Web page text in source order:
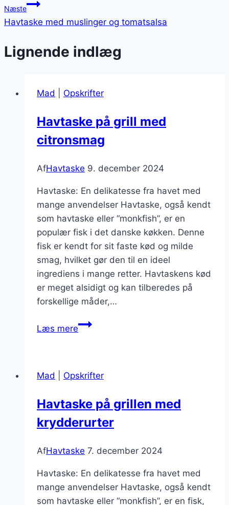
Næste
Havtaske med muslinger og tomatsalsa
Lignende indlæg
Mad Opskrifter
Havtaske på grill med
citronsmag
AfHavtaske 9. december 2024
Havtaske: En delikatesse fra havet med
mange anvendelser Havtaske, også kendt
som havtaske eller “monkfish”, er en
populær fisk i det danske køkken. Denne
fisk er kendt for sit faste kød og milde
smag, hvilket gør den til en ideel
ingrediens i mange retter. Havtaskens kød
er meget alsidigt og kan tilberedes på
forskellige måder,…
Læs mereHavtaske
citronsmag
Mad Opskrifter
Havtaske på grillen med
krydderurter
AfHavtaske 7. december 2024
Havtaske: En delikatesse fra havet med
mange anvendelser Havtaske, også kendt
som havtaske eller “monkfish”, er en fisk,